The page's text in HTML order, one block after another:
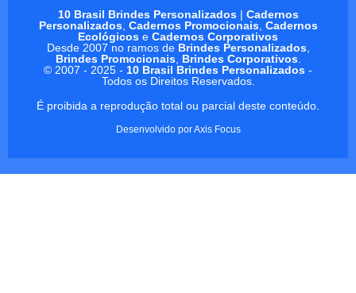
10 Brasil Brindes Personalizados| Cadernos
Personalizados, Cadernos Promocionais, Cadernos
Ecológicos e Cadernos Corporativos
Desde 2007 no ramos de Brindes Personalizados,
Brindes Promocionais, Brindes Corporativos.
© 2007 - 2025 - 10 Brasil Brindes Personalizados -
Todos os Direitos Reservados.
É proibida a reprodução total ou parcial deste conteúdo.
Desenvolvido porAxis Focus